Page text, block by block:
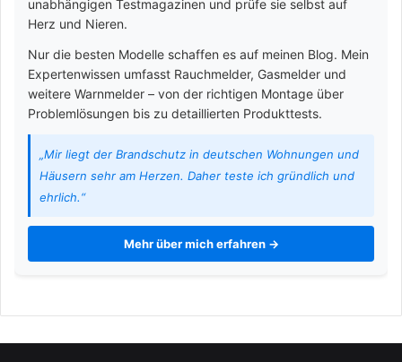
unabhängigen Testmagazinen und prüfe sie selbst auf
Herz und Nieren.
Nur die besten Modelle schaffen es auf meinen Blog. Mein
Expertenwissen umfasst Rauchmelder, Gasmelder und
weitere Warnmelder – von der richtigen Montage über
Problemlösungen bis zu detaillierten Produkttests.
„Mir liegt der Brandschutz in deutschen Wohnungen und
Häusern sehr am Herzen. Daher teste ich gründlich und
ehrlich.“
Mehr über mich erfahren →